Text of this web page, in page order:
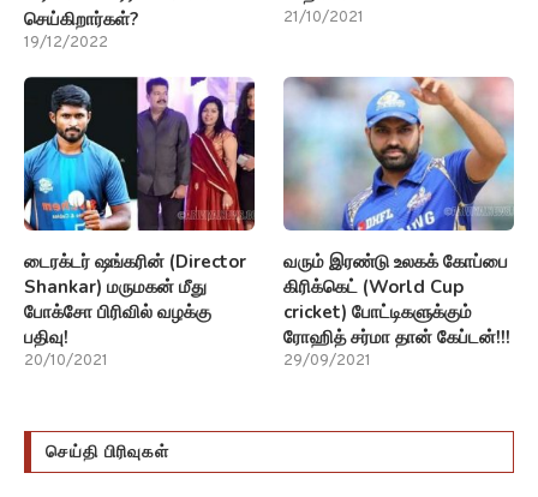
செய்கிறார்கள்?
19/12/2022
21/10/2021
டைரக்டர் ஷங்கரின் (Director
Shankar) மருமகன் மீது
போக்சோ பிரிவில் வழக்கு
பதிவு!
20/10/2021
வரும் இரண்டு உலகக் கோப்பை
கிரிக்கெட் (World Cup
cricket) போட்டிகளுக்கும்
ரோஹித் சர்மா தான் கேப்டன்!!!
29/09/2021
செய்தி பிரிவுகள்